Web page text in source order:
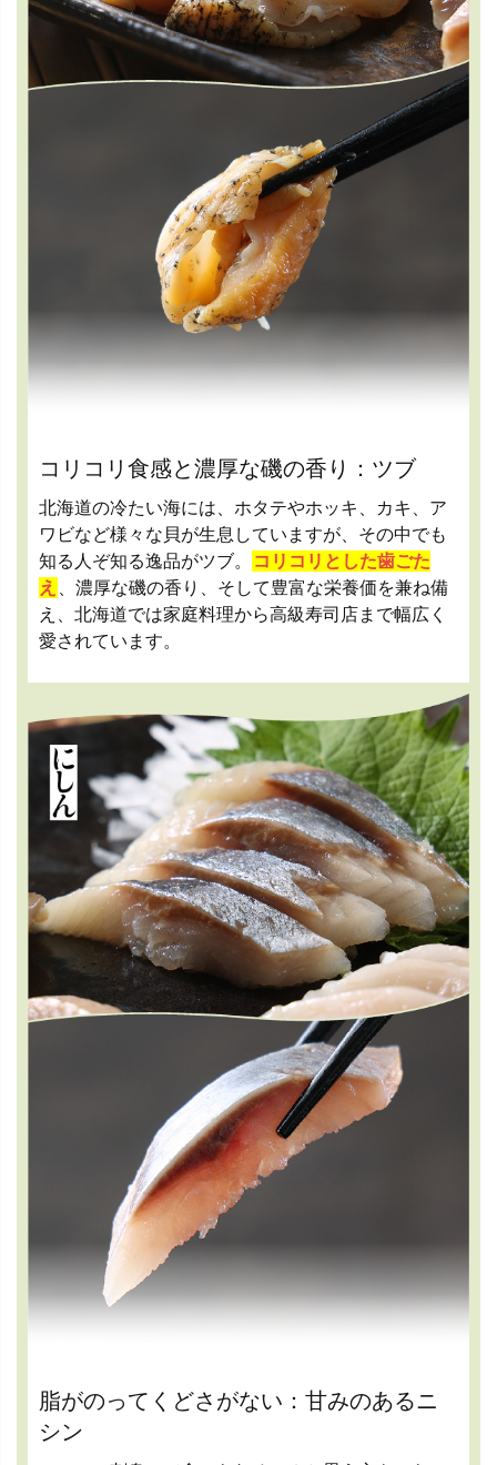
コリコリ食感と濃厚な磯の香り：ツブ
北海道の冷たい海には、ホタテやホッキ、カキ、ア
ワビなど様々な貝が生息していますが、その中でも
知る人ぞ知る逸品がツブ。
コリコリとした歯ごた
え
、濃厚な磯の香り、そして豊富な栄養価を兼ね備
え、北海道では家庭料理から高級寿司店まで幅広く
愛されています。
脂がのってくどさがない：甘みのあるニ
シン